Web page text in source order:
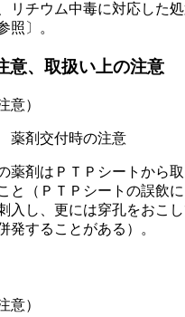
リチウム中毒に対応した処
照〕。
意、取扱い上の注意
意）
薬剤交付時の注意
薬剤はＰＴＰシートから
と（ＰＴＰシートの誤飲
入し、更には穿孔をおこ
発することがある）。
意）